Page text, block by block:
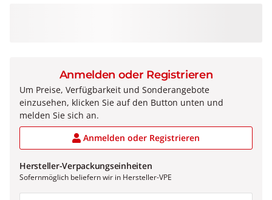
Anmelden oder Registrieren
Um Preise, Verfügbarkeit und Sonderangebote
einzusehen, klicken Sie auf den Button unten und
melden Sie sich an.
Anmelden oder Registrieren
Hersteller-Verpackungseinheiten
Sofernmöglich beliefern wir in Hersteller-VPE